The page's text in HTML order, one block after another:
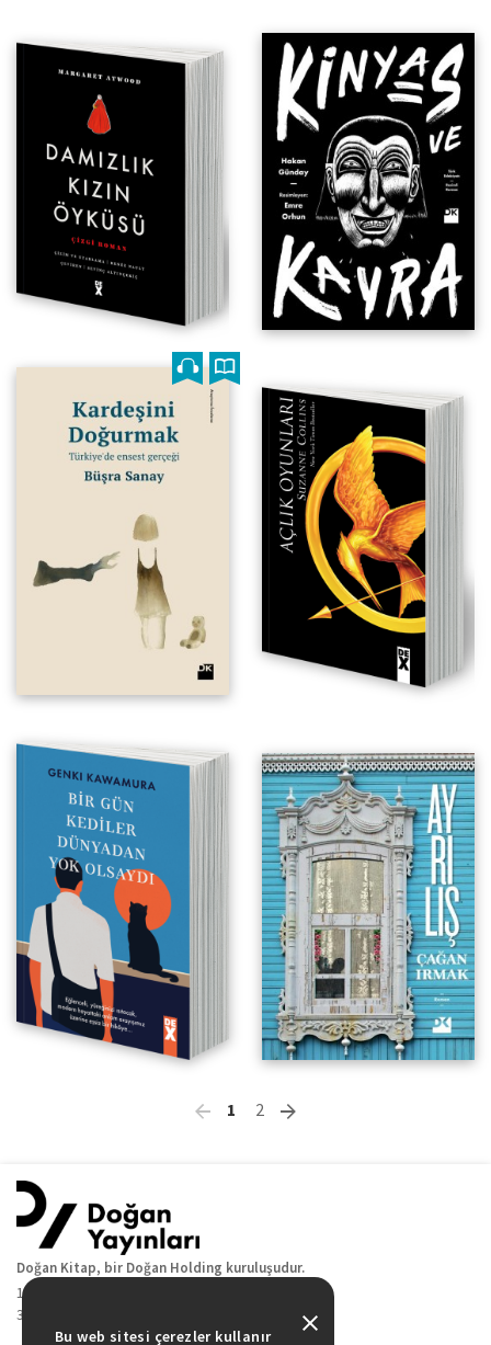
18. yıl resimli özel baskısı
Türkiye'de Ensest Gerçeği
1 2
Doğan Kitap, bir Doğan Holding kuruluşudur.
19 Mayıs Cad. Golden Plaza No:1 Kat:10
34360 / Şişli / İstanbul
Bu web sitesi çerezler kullanır